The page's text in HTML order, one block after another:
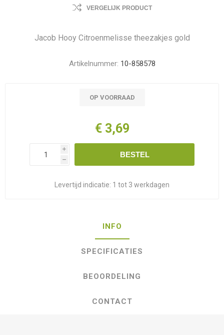
VERGELIJK PRODUCT
Jacob Hooy Citroenmelisse theezakjes gold
Artikelnummer: 10-858578
OP VOORRAAD
€ 3,69
i
h
BESTEL
Levertijd indicatie: 1 tot 3 werkdagen
INFO
SPECIFICATIES
BEOORDELING
CONTACT